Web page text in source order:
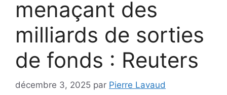
menaçant des
milliards de sorties
de fonds : Reuters
décembre 3, 2025 par Pierre Lavaud